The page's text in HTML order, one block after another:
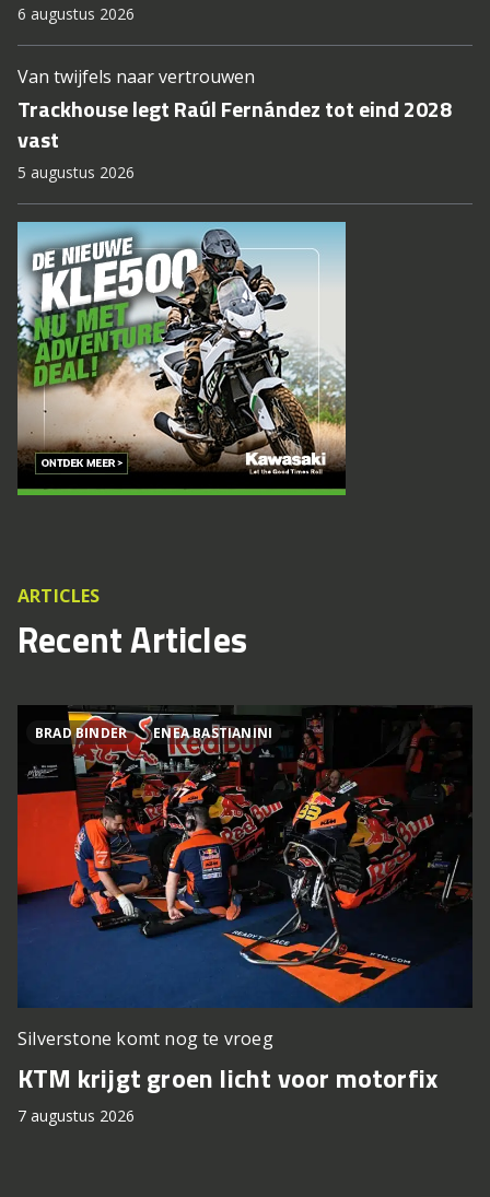
6 augustus 2026
Van twijfels naar vertrouwen
Trackhouse legt Raúl Fernández tot eind 2028
vast
5 augustus 2026
ARTICLES
Recent Articles
BRAD BINDER ENEA BASTIANINI
Silverstone komt nog te vroeg
KTM krijgt groen licht voor motorfix
7 augustus 2026